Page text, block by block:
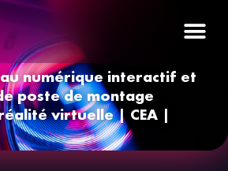
numérique interactif et
poste de montage
virtuelle | CEA |